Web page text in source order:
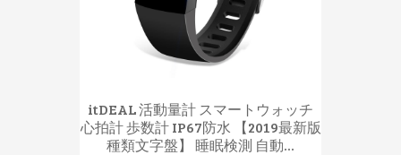
itDEAL 活動量計 スマートウォッチ
心拍計 歩数計 IP67防水 【2019最新版
種類文字盤】 睡眠検測 自動...